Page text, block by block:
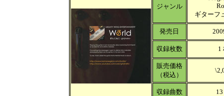
ジャンル
ギターフ
発売日
収録枚数 1
販売価格
（税込）
収録曲数